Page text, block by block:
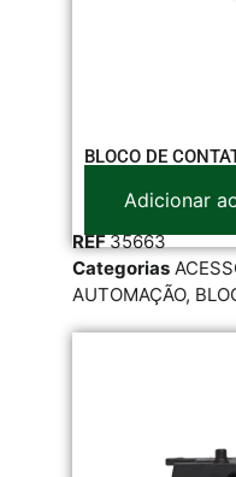
BLOCO DE
Adicionar
REF35663
Categorias
AUTOMAÇÃO,